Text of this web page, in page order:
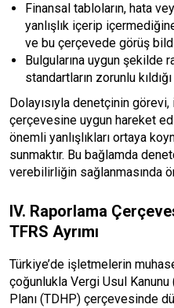
Finansal tabloların, hata
yanlışlık içerip
ve bu çerçevede görüş
Bulgularına uygun şekilde
standartların zorunlu
Dolayısıyla denetçinin
çerçevesine uygun hareket
önemli yanlışlıkları ortaya
sunmaktır. Bu bağlamda
verebilirliğin sağlanmasında
IV. Raporlama
TFRS Ayrımı
Türkiye’de işletmelerin
çoğunlukla Vergi Usul
Planı (TDHP) çerçevesinde